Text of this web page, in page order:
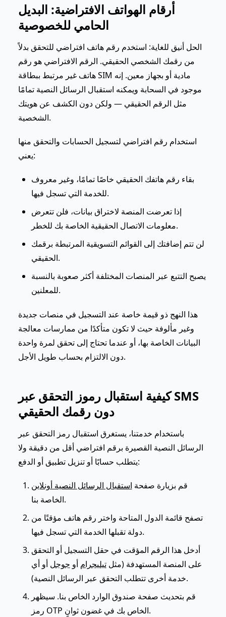
أرقام الهواتف الافتراضية: البديل
الحامي للخصوصية
الحل أنيق للغاية: استخدم رقم هاتف افتراضي للتحقق بدلاً
من رقمك الشخصي الحقيقي. الرقم الافتراضي هو رقم
هاتف غير مرتبط ببطاقة SIM مادية أو بجهاز معين. إنه
موجود في السحابة ويمكنه استقبال الرسائل النصية تمامًا
مثل الرقم الحقيقي — ولكن دون الكشف عن هويتك
الشخصية.
استخدام رقم افتراضي لتسجيل الحسابات والتحقق منها
يعني:
بقاء رقم هاتفك الحقيقي خاصًا تمامًا، وغير معروف
للخدمة التي تسجل فيها.
إذا تعرضت المنصة لاختراق بيانات، فلن تتعرض
معلومات الاتصال الحقيقية الخاصة بك للخطر.
لن تتم إضافتك إلى القوائم التسويقية المرتبطة برقمك
الحقيقي.
يصبح التتبع عبر المنصات المختلفة أكثر صعوبة بالنسبة
للمعلنين.
هذا النهج ذو قيمة خاصة عند التسجيل في منصات جديدة
وغير مألوفة حيث لا تكون متأكدًا من ممارسات معالجة
البيانات الخاصة بها، أو عندما تحتاج إلى تحقق لمرة واحدة
دون الالتزام بحساب طويل الأجل.
كيفية استقبال رموز التحقق عبر SMS
دون رقمك الحقيقي
باستخدام خدمتنا، يستغرق استقبال رمز التحقق عبر
الرسائل النصية القصيرة برقم افتراضي أقل من دقيقة ولا
يتطلب حسابًا أو تنزيل تطبيق أو الدفع:
قم بزيارة صفحة استقبال الرسائل النصية أونلاين
الخاصة بنا.
تصفح قائمة الدول المتاحة واختر رقم هاتف مؤقتًا من
دولة تقبلها الخدمة التي تسجل فيها.
أدخل هذا الرقم المؤقت في حقل التسجيل أو التحقق
على المنصة المستهدفة (مثلتيليجرام أو جوجل أو أي
خدمة أخرى تتطلب التحقق عبر الرسائل النصية).
قم بتحديث صفحة صندوق الوارد الخاص بنا. سيظهر
رمز OTP الخاص بك في غضون ثوانٍ.